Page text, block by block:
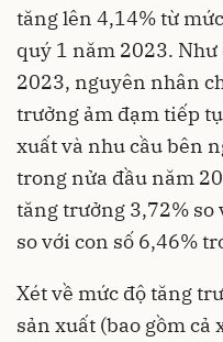
tăng lên 4,14% từ
quý 1 năm 2023.
2023, nguyên nhân
trưởng ảm đạm tiếp
xuất và nhu cầu bên
trong nửa đầu năm
tăng trưởng 3,72%
so với con số 6,46%
Xét về mức độ tăng
sản xuất (bao gồm